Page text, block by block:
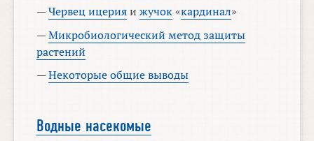
—Червец ицерияижучок«кардинал»
—Микробиологический метод защиты
растений
—Некоторые общие выводы
Водные насекомые